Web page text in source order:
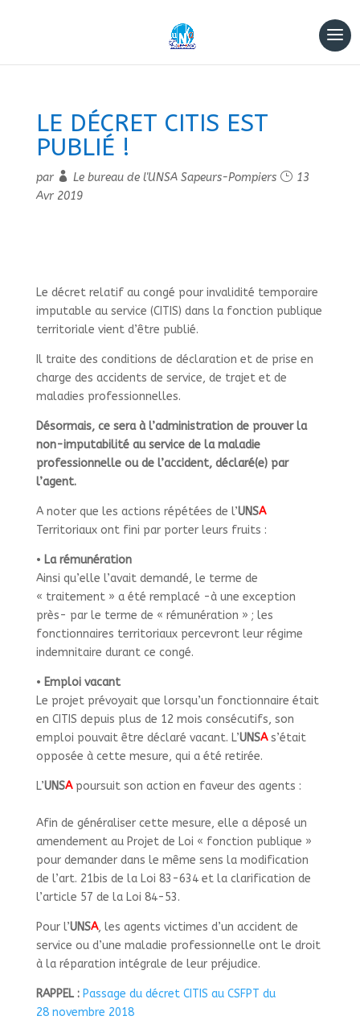
LE DÉCRET CITIS EST
PUBLIÉ !
par Le bureau de l'UNSA Sapeurs-Pompiers
13
Avr 2019
Le décret relatif au congé pour invalidité temporaire
imputable au service (CITIS) dans la fonction publique
territoriale vient d’être publié.
Il traite des conditions de déclaration et de prise en
charge des accidents de service, de trajet et de
maladies professionnelles.
Désormais, ce sera à l’administration de prouver la
non-imputabilité au service de la maladie
professionnelle ou de l’accident, déclaré(e) par
l’agent.
A noter que les actions répétées de l’UNSA
Territoriaux ont fini par porter leurs fruits :
• La rémunération
Ainsi qu’elle l’avait demandé, le terme de
« traitement » a été remplacé -à une exception
près- par le terme de « rémunération » ; les
fonctionnaires territoriaux percevront leur régime
indemnitaire durant ce congé.
• Emploi vacant
Le projet prévoyait que lorsqu’un fonctionnaire était
en CITIS depuis plus de 12 mois consécutifs, son
emploi pouvait être déclaré vacant. L’UNSAs’était
opposée à cette mesure, qui a été retirée.
L’UNSApoursuit son action en faveur des agents :
Afin de généraliser cette mesure, elle a déposé un
amendement au Projet de Loi « fonction publique »
pour demander dans le même sens la modification
de l’art. 21bis de la Loi 83-634 et la clarification de
l’article 57 de la Loi 84-53.
Pour l’UNSA, les agents victimes d’un accident de
service ou d’une maladie professionnelle ont le droit
à la réparation intégrale de leur préjudice.
RAPPEL : Passage du décret CITIS au CSFPT du
28 novembre 2018